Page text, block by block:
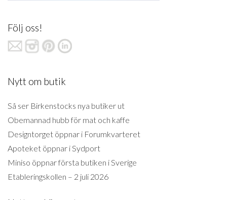
Följ oss!
Nytt om butik
Så ser Birkenstocks nya butiker ut
Obemannad hubb för mat och kaffe
Designtorget öppnar i Forumkvarteret
Apoteket öppnar i Sydport
Miniso öppnar första butiken i Sverige
Etableringskollen – 2 juli 2026